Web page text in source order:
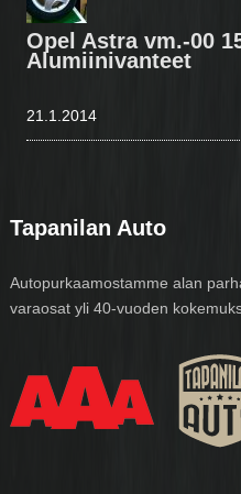
Opel Astra vm.-00
Alumiinivanteet
21.1.2014
Tapanilan Auto
Autopurkaamostamme alan
varaosat yli 40-vuoden